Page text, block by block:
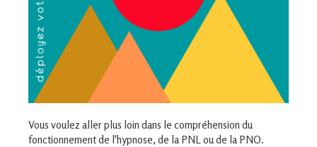
Vous voulez aller plus loin dans le compréhension du
fonctionnement de l'hypnose, de la PNL ou de la PNO.